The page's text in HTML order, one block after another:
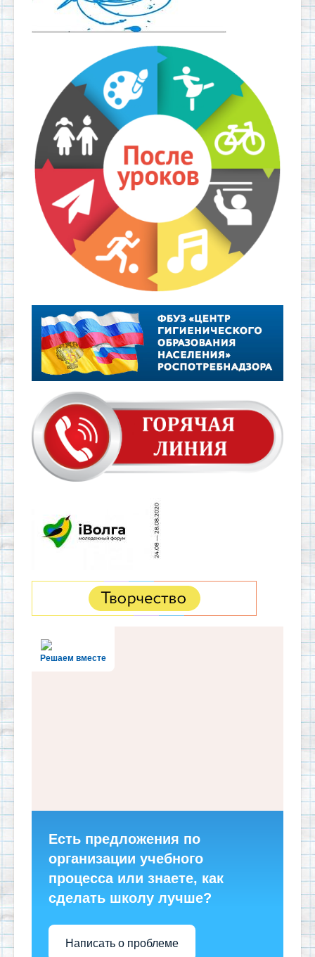
Решаем вместе
Есть предложения по
организации учебного
процесса или знаете, как
сделать школу лучше?
Написать о проблеме